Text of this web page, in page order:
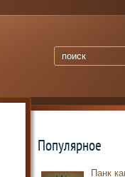
Популярное
Панк